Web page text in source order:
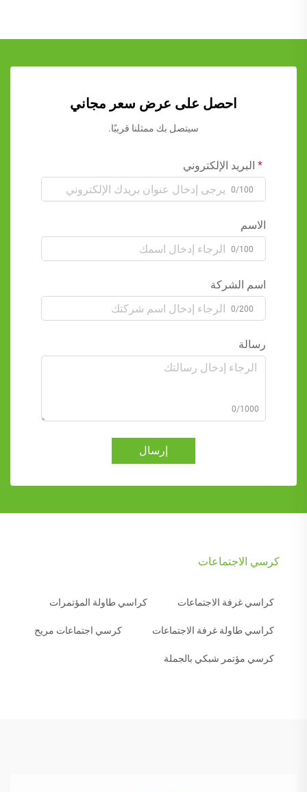
احصل على عرض سعر مجاني
سيتصل بك ممثلنا قريبًا.
البريد الإلكتروني
0/100
الاسم
0/100
اسم الشركة
0/200
رسالة
0/1000
إرسال
كرسي الاجتماعات
كراسي غرفة الاجتماعات كراسي طاولة المؤتمرات
كراسي طاولة غرفة الاجتماعات كرسي اجتماعات مريح
كرسي مؤتمر شبكي بالجملة